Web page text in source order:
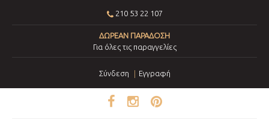
210 53 22 107
ΔΩΡΕΑΝ ΠΑΡΑΔΟΣΗ
Για όλες τις παραγγελίες
Σύνδεση Εγγραφή